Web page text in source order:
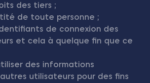
des tiers ;
de toute personne ;
de connexion des
et cela à quelque fin que ce
des informations
utilisateurs pour des fins